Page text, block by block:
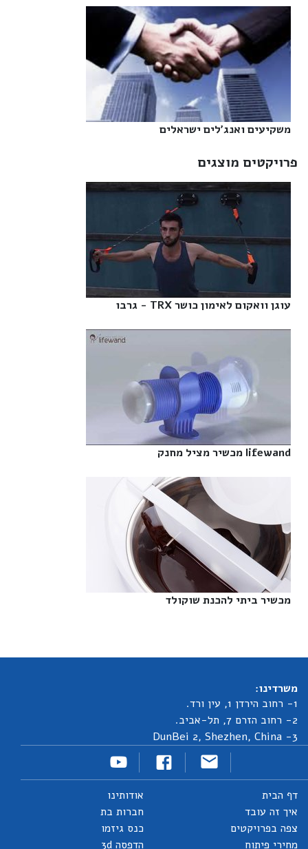
משקיעים ואנג'לים ישראלים‎
פרויקטים מוצגים
עוגן וואקום לאימון כושר TRX - גרבו‎
lifewand מכשיר מציל מחנק‎
מכשיר ביתי להכנת שוקולד‎
משרדינו:
1- רחוב הירדן 1, עין ורד.
2- רחוב הזרם 7, תל-אביב.
3- DunBei 2, Shezhen, China
דף הבית
איך זה עובד
צפה בפרויקטים
מחירי פיתוח
אודותינו
חברות בת
כנס גיזמו
הדפסה 3d